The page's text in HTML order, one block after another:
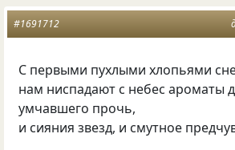
#1691712
С первыми пухлыми хлопьями
нам ниспадают с небес ароматы
умчавшего прочь,
и сияния звезд, и смутное